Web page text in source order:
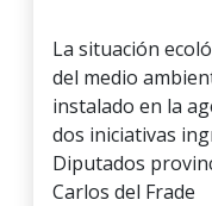
La situación
del medio
instalado en la
dos iniciativas
Diputados
Carlos del Frade